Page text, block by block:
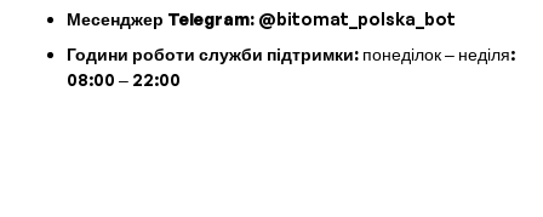
Месенджер Telegram: @bitomat_polska_bot
Години роботи служби підтримки: понеділок – неділя:
08:00 – 22:00